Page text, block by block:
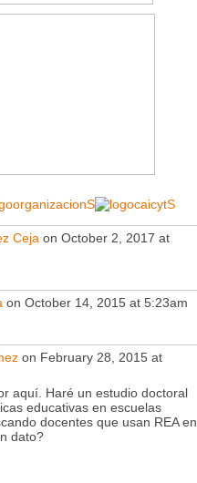
Ceja on October 2, 2017 at
on October 14, 2015 at 5:23am
on February 28, 2015 at
aquí. Haré un estudio doctoral
educativas en escuelas
docentes que usan REA en
dato?